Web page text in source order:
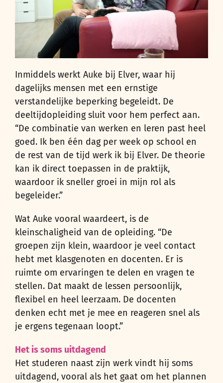
Inmiddels werkt Auke bij Elver, waar hij
dagelijks mensen met een ernstige
verstandelijke beperking begeleidt. De
deeltijdopleiding sluit voor hem perfect aan.
“De combinatie van werken en leren past heel
goed. Ik ben één dag per week op school en
de rest van de tijd werk ik bij Elver. De theorie
kan ik direct toepassen in de praktijk,
waardoor ik sneller groei in mijn rol als
begeleider.”
Wat Auke vooral waardeert, is de
kleinschaligheid van de opleiding. “De
groepen zijn klein, waardoor je veel contact
hebt met klasgenoten en docenten. Er is
ruimte om ervaringen te delen en vragen te
stellen. Dat maakt de lessen persoonlijk,
flexibel en heel leerzaam. De docenten
denken echt met je mee en reageren snel als
je ergens tegenaan loopt.”
Het is soms uitdagend
Het studeren naast zijn werk vindt hij soms
uitdagend, vooral als het gaat om het plannen